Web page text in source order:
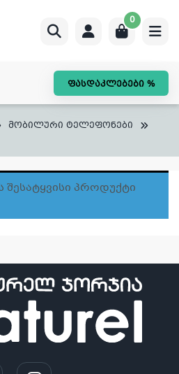
0
ფასდაკლებები %
მობილური ტელეფონები
Შესატყვისი Პროდუქტი